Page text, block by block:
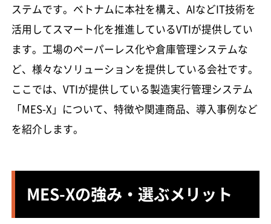
ステムです。ベトナムに本社を構え、AIなどIT技術を
活用してスマート化を推進しているVTIが提供してい
ます。工場のペーパーレス化や倉庫管理システムな
ど、様々なソリューションを提供している会社です。
ここでは、VTIが提供している製造実行管理システム
「MES-X」について、特徴や関連商品、導入事例など
を紹介します。
MES-Xの強み・選ぶメリット